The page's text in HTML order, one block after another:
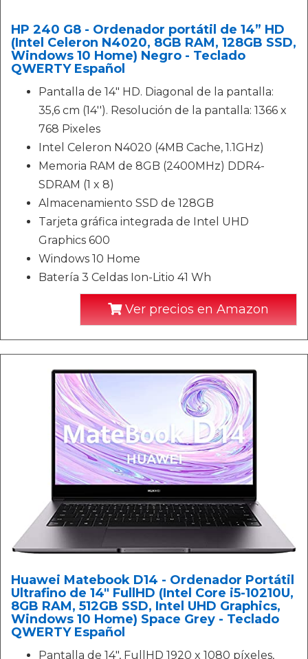
HP 240 G8 - Ordenador portátil de 14” HD
(Intel Celeron N4020, 8GB RAM, 128GB SSD,
Windows 10 Home) Negro - Teclado
QWERTY Español
Pantalla de 14" HD. Diagonal de la pantalla:
35,6 cm (14''). Resolución de la pantalla: 1366 x
768 Pixeles
Intel Celeron N4020 (4MB Cache, 1.1GHz)
Memoria RAM de 8GB (2400MHz) DDR4-
SDRAM (1 x 8)
Almacenamiento SSD de 128GB
Tarjeta gráfica integrada de Intel UHD
Graphics 600
Windows 10 Home
Batería 3 Celdas Ion-Litio 41 Wh
Ver precios en Amazon
Huawei Matebook D14 - Ordenador Portátil
Ultrafino de 14" FullHD (Intel Core i5-10210U,
8GB RAM, 512GB SSD, Intel UHD Graphics,
Windows 10 Home) Space Grey - Teclado
QWERTY Español
Pantalla de 14", FullHD 1920 x 1080 píxeles,